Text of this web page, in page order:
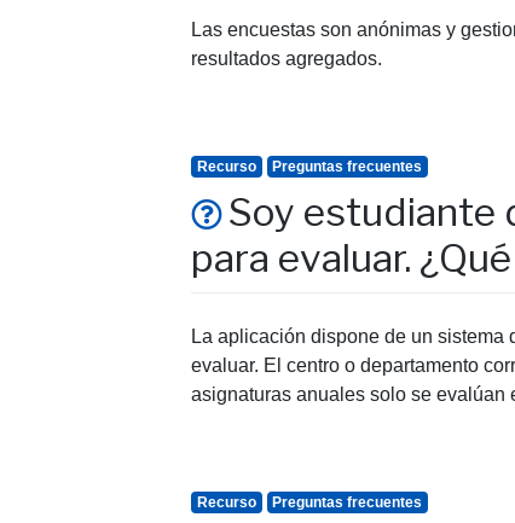
Las encuestas son anónimas y
resultados agregados.
Recurso Preguntas frecuentes
Soy estudiante
para evaluar.
La aplicación dispone de un
evaluar. El centro o departamento
asignaturas anuales solo se evalúan
Recurso Preguntas frecuentes